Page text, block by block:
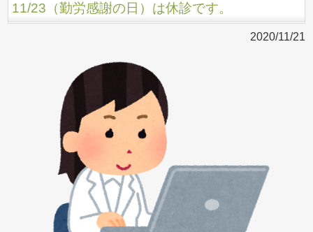
11/23（勤労感謝の日）は休診です。
2020/11/21